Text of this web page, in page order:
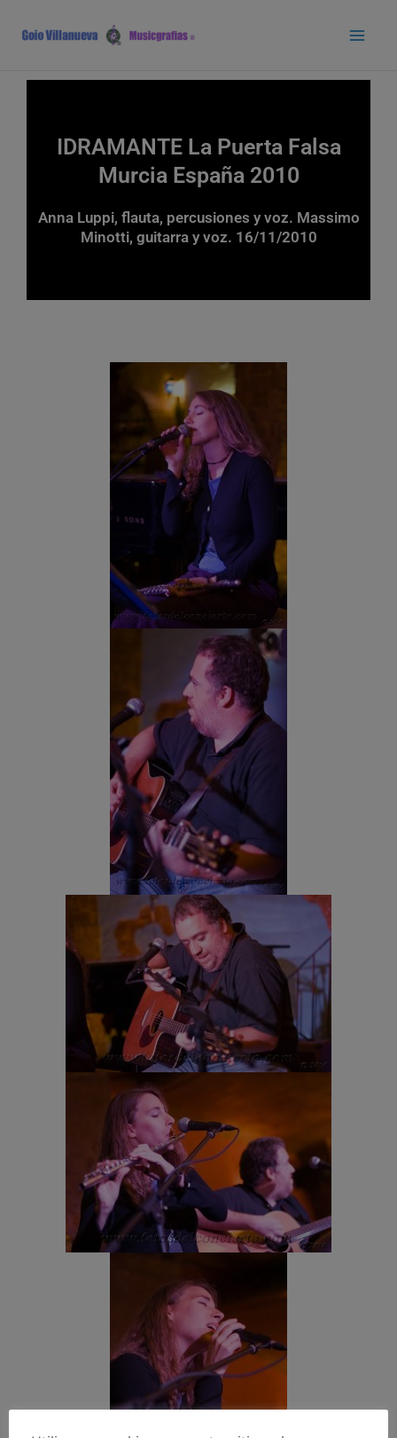
contenido
IDRAMANTE La Puerta Falsa
Murcia España 2010
Anna Luppi, flauta, percusiones y voz. Massimo
Minotti, guitarra y voz. 16/11/2010